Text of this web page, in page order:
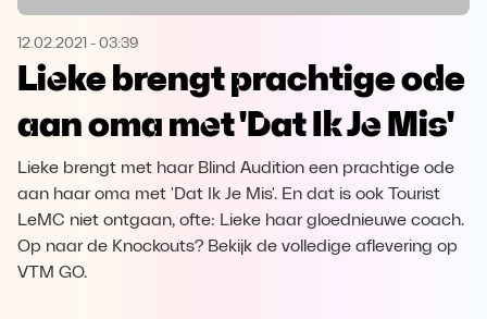
Microsoft Edge Download
Opera Download
12.02.2021 - 03:39
Lieke brengt prachtige ode
aan oma met 'Dat Ik Je Mis'
Lieke brengt met haar Blind Audition een prachtige ode
aan haar oma met 'Dat Ik Je Mis'. En dat is ook Tourist
LeMC niet ontgaan, ofte: Lieke haar gloednieuwe coach.
Op naar de Knockouts? Bekijk de volledige aflevering op
VTM GO.